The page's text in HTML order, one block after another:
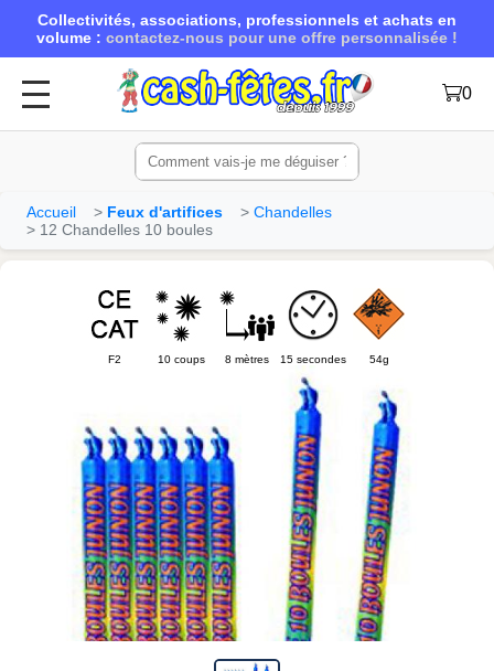
Collectivités, associations, professionnels et achats en
volume : contactez-nous pour une offre personnalisée !
0
Accueil Feux d'artifices
Chandelles
12 Chandelles 10 boules
F2 10 coups 8 mètres 15 secondes 54g